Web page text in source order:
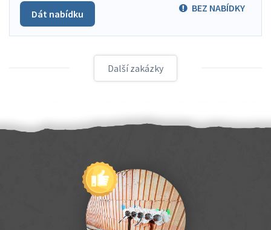
BEZ NABÍDKY
Dát nabídku
Další zakázky